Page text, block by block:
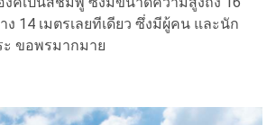
ง 14 เมตรเลยทีเดียว ซึ่งมีผู้คน และนัก
ะ ขอพรมากมาย